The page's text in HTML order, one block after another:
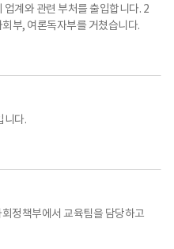
계와 관련 부처를 출입합니다. 2
부, 여론독자부를 거쳤습니다.
니다.
정책부에서 교육팀을 담당하고